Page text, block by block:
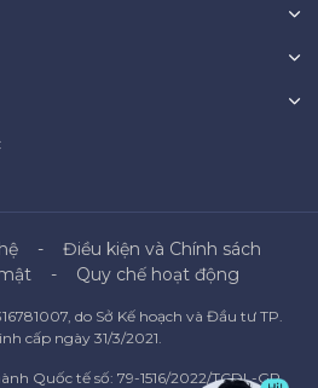
Điều kiện và Chính sách
Quy chế hoạt động
do Sở Kế hoạch và Đầu tư TP.
cấp ngày 31/3/2021.
Quốc tế số: 79-1516/2022/TCDL-GP